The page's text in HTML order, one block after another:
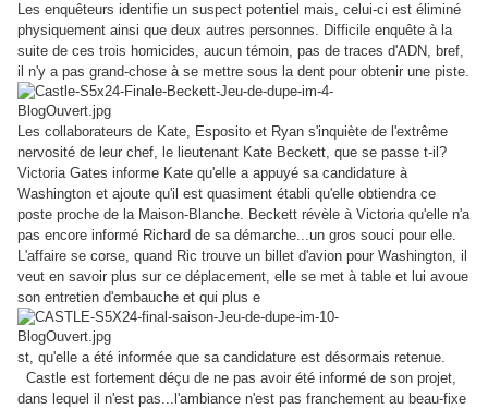
Les enquêteurs identifie un suspect potentiel mais, celui-ci est éliminé
physiquement ainsi que deux autres personnes. Difficile enquête à la
suite de ces trois homicides, aucun témoin, pas de traces d'ADN, bref,
il n'y a pas grand-chose à se mettre sous la dent pour obtenir une piste.
Les collaborateurs de Kate, Esposito et Ryan s'inquiète de l'extrême
nervosité de leur chef, le lieutenant Kate Beckett, que se passe t-il?
Victoria Gates informe Kate qu'elle a appuyé sa candidature à
Washington et ajoute qu'il est quasiment établi qu'elle obtiendra ce
poste proche de la Maison-Blanche. Beckett révèle à Victoria qu'elle n'a
pas encore informé Richard de sa démarche...un gros souci pour elle.
L'affaire se corse, quand Ric trouve un billet d'avion pour Washington, il
veut en savoir plus sur ce déplacement, elle se met à table et lui avoue
son entretien d'embauche et qui plus e
st, qu'elle a été informée que sa candidature est désormais retenue.
Castle est fortement déçu de ne pas avoir été informé de son projet,
dans lequel il n'est pas...l'ambiance n'est pas franchement au beau-fixe